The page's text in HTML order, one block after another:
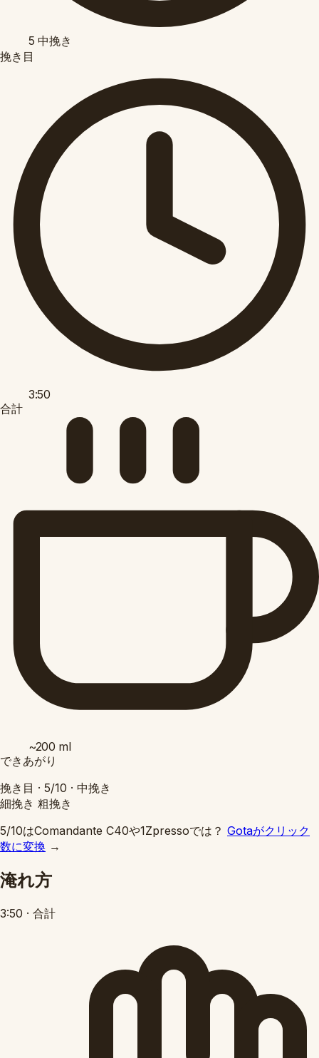
5中挽き
挽き目
3:50
合計
~200 ml
できあがり
挽き目 · 5/10 · 中挽き
細挽き 粗挽き
5/10はComandante C40や1Zpressoでは？ Gotaがクリック
数に変換 →
淹れ方
3:50 · 合計